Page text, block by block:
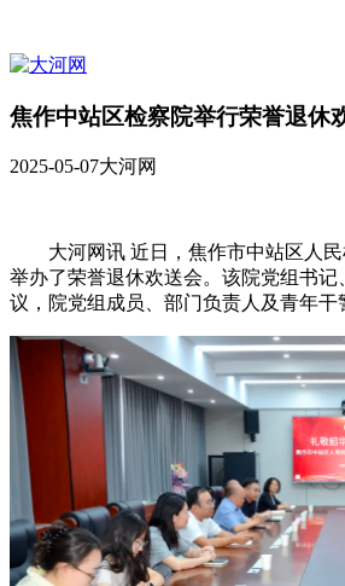
焦作中站区检察院举行荣誉退休
2025-05-07大河网
大河网讯 近日，焦作市中站区人
举办了荣誉退休欢送会。该院党组书记
议，院党组成员、部门负责人及青年干